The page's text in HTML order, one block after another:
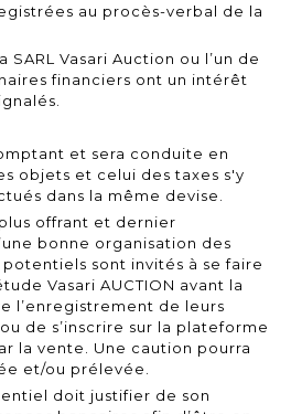
au procès-verbal de la
SARL Vasari Auction ou l’un de
financiers ont un intérêt
et sera conduite en
objets et celui des taxes s'y
dans la même devise.
offrant et dernier
bonne organisation des
sont invités à se faire
Vasari AUCTION avant la
l’enregistrement de leurs
de s’inscrire sur la plateforme
la vente. Une caution pourra
et/ou prélevée.
doit justifier de son